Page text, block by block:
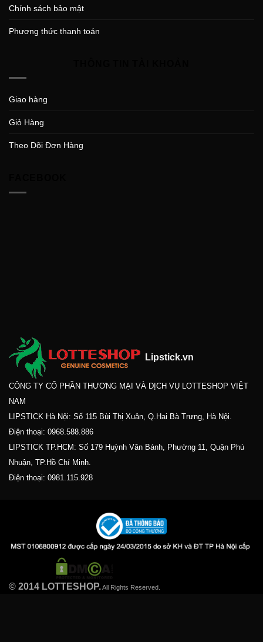
Chính sách bảo mật
Phương thức thanh toán
Giao hàng
Giỏ Hàng
Theo Dõi Đơn Hàng
Lipstick.vn
CÔNG TY CỔ PHẦN THƯƠNG MẠI VÀ DỊCH VỤ LOTTESHOP VIỆT
NAM
LIPSTICK Hà Nội: Số 115 Bùi Thị Xuân, Q.Hai Bà Trưng, Hà Nội.
Điện thoại: 0968.588.886
LIPSTICK TP.HCM: Số 179 Huỳnh Văn Bánh, Phường 11, Quận Phú
Nhuận, TP.Hồ Chí Minh.
Điện thoại: 0981.115.928
© 2014 LOTTESHOP.All Rights Reserved.